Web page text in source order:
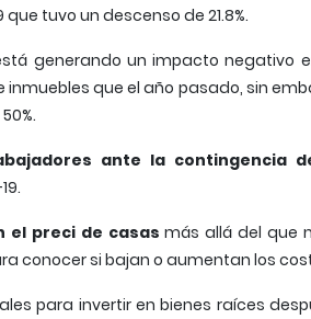
tuvo un descenso de 21.8%.
generando un impacto negativo
que el año pasado, sin
ante la contingencia
el preci de casas más allá del que
conocer si bajan o aumentan los
para invertir en bienes raíces